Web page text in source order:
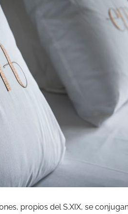
propios del S.XIX, se